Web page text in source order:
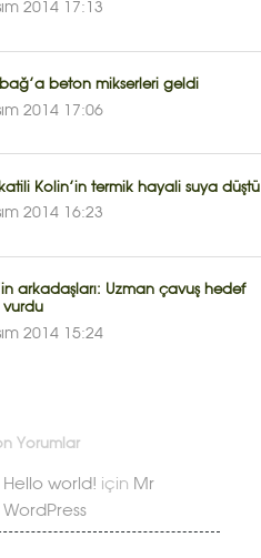
2014 17:13
beton mikserleri geldi
2014 17:06
Kolin’in termik hayali suya düştü
2014 16:23
arkadaşları: Uzman çavuş hedef
2014 15:24
Yorumlar
Hello world! için Mr
WordPress